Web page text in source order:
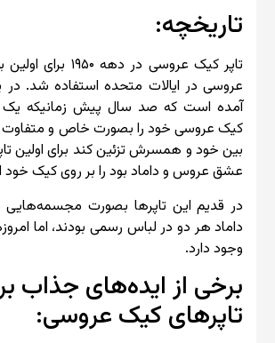
تاریخچه:
تاپر کیک عروسی در
عروسی در ایالات متحده استفاده شد. در
آمده است که صد سال پیش زمانیکه یک
کیک عروسی خود را بصورت خاص و متفاوت
بین خود و همسرش تزئین کند برای اولین
عشق عروس و داماد بود را بر روی کیک خود
در قدیم این تاپرها بصورت
داماد هر دو در لباس رسمی بودند، اما
وجود دارد.
برخی از ایده‌های جذاب
تاپرهای کیک عروسی: